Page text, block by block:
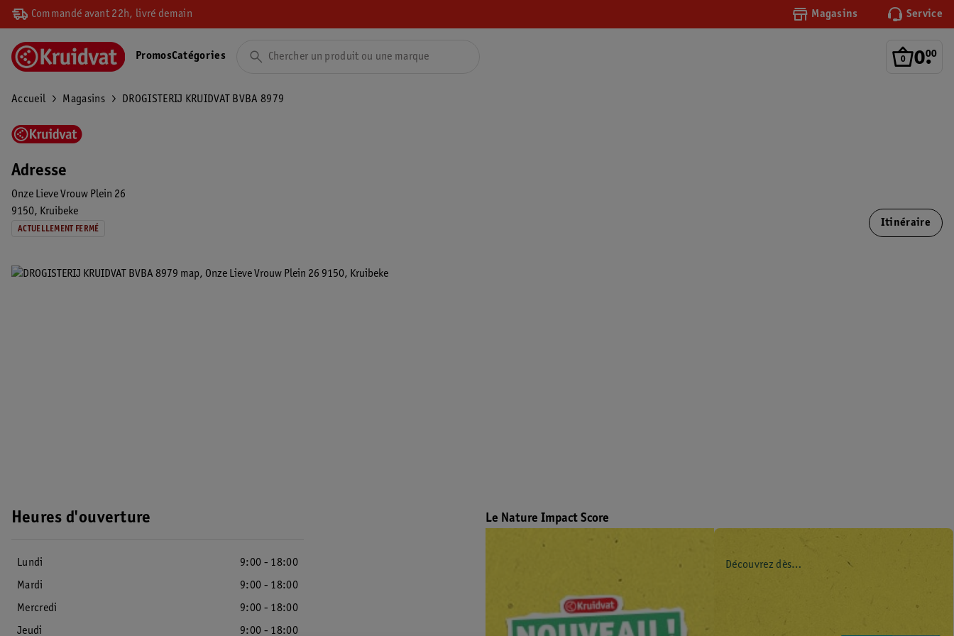
Commandé avant 22h, livré demain Magasins Service
0.
00
PromosCatégories
Accueil Magasins DROGISTERIJ KRUIDVAT BVBA 8979
Adresse
Onze Lieve Vrouw Plein 26
9150
Kruibeke
ACTUELLEMENT FERMÉ
Itinéraire
Heures d'ouverture
Lundi
9:00 - 18:00
Mardi
9:00 - 18:00
Mercredi
9:00 - 18:00
Jeudi
9:00 - 18:00
Le Nature Impact Score
Découvrez dès